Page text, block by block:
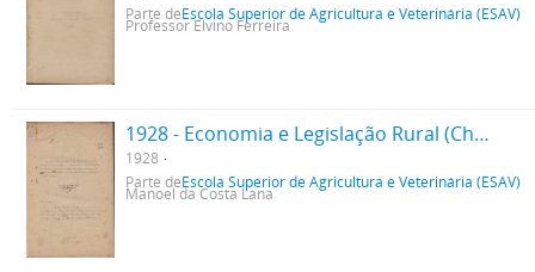
Parte deEscola Superior de Agricultura e Veterinária (ESAV)
Professor Elvino Ferreira
1928 - Economia e Legislação Rural (Chefe de Departamento)
1928
Parte deEscola Superior de Agricultura e Veterinária (ESAV)
Manoel da Costa Lana